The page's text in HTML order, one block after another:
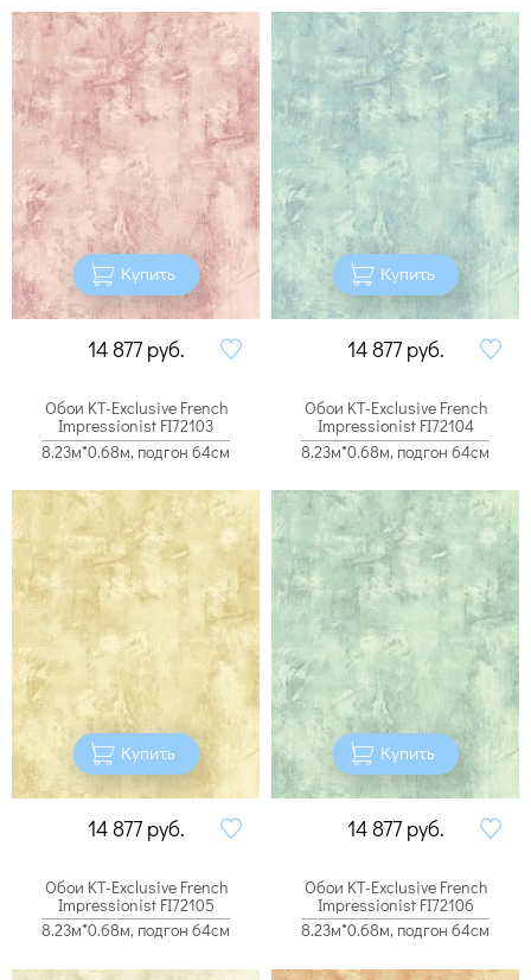
Купить
14 877 руб.
Купить
14 877 руб.
Обои KT-Exclusive French
Impressionist FI72103
8.23м*0.68м, подгон 64см
Купить
14 877 руб.
Обои KT-Exclusive French
Impressionist FI72104
8.23м*0.68м, подгон 64см
Купить
14 877 руб.
Обои KT-Exclusive French
Impressionist FI72105
8.23м*0.68м, подгон 64см
Обои KT-Exclusive French
Impressionist FI72106
8.23м*0.68м, подгон 64см